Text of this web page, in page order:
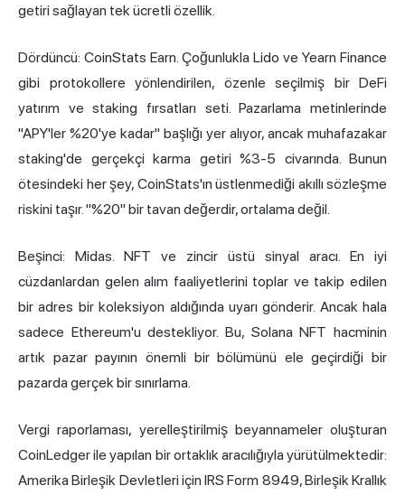
getiri sağlayan tek ücretli özellik.
Dördüncü: CoinStats Earn. Çoğunlukla Lido ve Yearn Finance
gibi protokollere yönlendirilen, özenle seçilmiş bir DeFi
yatırım ve staking fırsatları seti. Pazarlama metinlerinde
"APY'ler %20'ye kadar" başlığı yer alıyor, ancak muhafazakar
staking'de gerçekçi karma getiri %3-5 civarında. Bunun
ötesindeki her şey, CoinStats'ın üstlenmediği akıllı sözleşme
riskini taşır. "%20" bir tavan değerdir, ortalama değil.
Beşinci: Midas. NFT ve zincir üstü sinyal aracı. En iyi
cüzdanlardan gelen alım faaliyetlerini toplar ve takip edilen
bir adres bir koleksiyon aldığında uyarı gönderir. Ancak hala
sadece Ethereum'u destekliyor. Bu, Solana NFT hacminin
artık pazar payının önemli bir bölümünü ele geçirdiği bir
pazarda gerçek bir sınırlama.
Vergi raporlaması, yerelleştirilmiş beyannameler oluşturan
CoinLedger ile yapılan bir ortaklık aracılığıyla yürütülmektedir:
Amerika Birleşik Devletleri için IRS Form 8949, Birleşik Krallık